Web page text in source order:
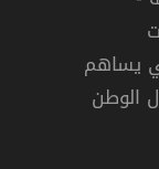
يساهم
الوطن